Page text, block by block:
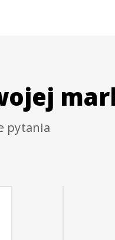
pytania